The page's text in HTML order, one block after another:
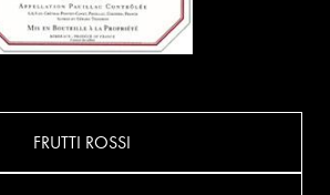
FRUTTI ROSSI